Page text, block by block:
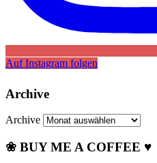
Auf Instagram folgen
Archive
Archive
❀ BUY ME A COFFEE ♥